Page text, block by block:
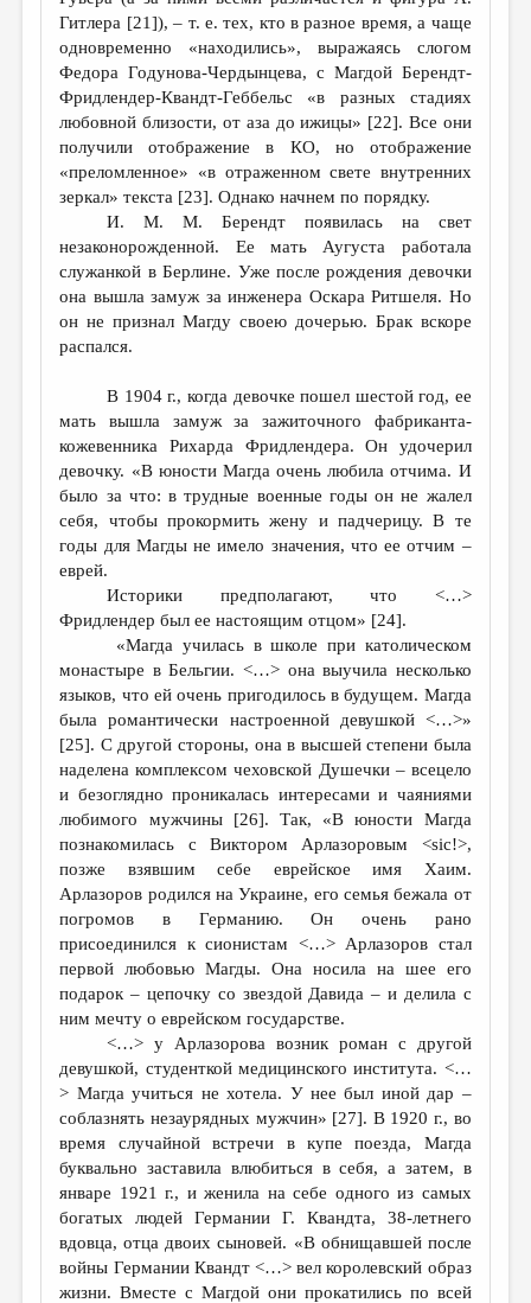
Гитлера [21]), – т. е. тех, кто в разное время, а чаще
одновременно «находились», выражаясь слогом
Федора Годунова-Чердынцева, с Магдой Берендт-
Фридлендер-Квандт-Геббельс «в разных стадиях
любовной близости, от аза до ижицы» [22]. Все они
получили отображение в КО, но отображение
«преломленное» «в отраженном свете внутренних
зеркал» текста [23]. Однако начнем по порядку.
И. М. М. Берендт появилась на свет
незаконорожденной. Ее мать Аугуста работала
служанкой в Берлине. Уже после рождения девочки
она вышла замуж за инженера Оскара Ритшеля. Но
он не признал Магду своею дочерью. Брак вскоре
распался.
В 1904 г., когда девочке пошел шестой год, ее
мать вышла замуж за зажиточного фабриканта-
кожевенника Рихарда Фридлендера. Он удочерил
девочку. «В юности Магда очень любила отчима. И
было за что: в трудные военные годы он не жалел
себя, чтобы прокормить жену и падчерицу. В те
годы для Магды не имело значения, что ее отчим –
еврей.
Историки предполагают, что <…>
Фридлендер был ее настоящим отцом» [24].
«Магда училась в школе при католическом
монастыре в Бельгии. <…> она выучила несколько
языков, что ей очень пригодилось в будущем. Магда
была романтически настроенной девушкой <…>»
[25]. С другой стороны, она в высшей степени была
наделена комплексом чеховской Душечки – всецело
и безоглядно проникалась интересами и чаяниями
любимого мужчины [26]. Так, «В юности Магда
познакомилась с Виктором Арлазоровым <sic!>,
позже взявшим себе еврейское имя Хаим.
Арлазоров родился на Украине, его семья бежала от
погромов в Германию. Он очень рано
присоединился к сионистам <…> Арлазоров стал
первой любовью Магды. Она носила на шее его
подарок – цепочку со звездой Давида – и делила с
ним мечту о еврейском государстве.
<…> у Арлазорова возник роман с другой
девушкой, студенткой медицинского института. <…
> Магда учиться не хотела. У нее был иной дар –
соблазнять незаурядных мужчин» [27]. В 1920 г., во
время случайной встречи в купе поезда, Магда
буквально заставила влюбиться в себя, а затем, в
январе 1921 г., и женила на себе одного из самых
богатых людей Германии Г. Квандта, 38-летнего
вдовца, отца двоих сыновей. «В обнищавшей после
войны Германии Квандт <…> вел королевский образ
жизни. Вместе с Магдой они прокатились по всей